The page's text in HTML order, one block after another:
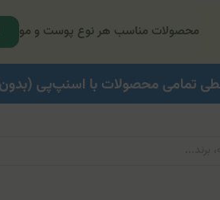
محصولات مناسب هر نوع پوست و مو